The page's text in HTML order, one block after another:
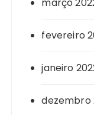
março
fevereiro
janeiro
dezembro